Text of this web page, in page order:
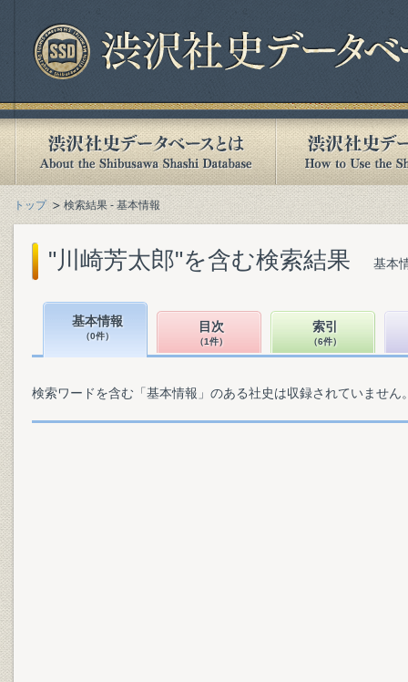
トップ 検索結果 - 基本情報
"川崎芳太郎"を含む検索結果 基本
基本情報
（0件）
目次
（1件）
索引
（6件）
検索ワードを含む「基本情報」のある社史は収録されていません